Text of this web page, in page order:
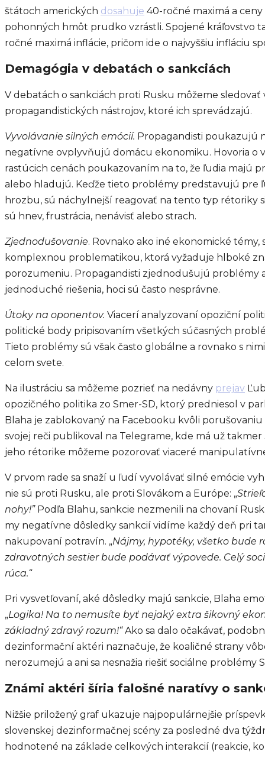
štátoch amerických dosahuje 40-ročné maximá a
pohonných hmôt prudko vzrástli. Spojené kráľovstvo
ročné maximá inflácie, pričom ide o najvyššiu infláciu
Demagógia v debatách o sankciách
V debatách o sankciách proti Rusku môžeme sledovať
propagandistických nástrojov, ktoré ich sprevádzajú.
Vyvolávanie silných emócií. Propagandisti poukazujú
negatívne ovplyvňujú domácu ekonomiku. Hovoria o
rastúcich cenách poukazovaním na to, že ľudia majú
alebo hladujú. Keďže tieto problémy predstavujú pre
hrozbu, sú náchylnejší reagovať na tento typ rétoriky
sú hnev, frustrácia, nenávisť alebo strach.
Zjednodušovanie. Rovnako ako iné ekonomické témy,
komplexnou problematikou, ktorá vyžaduje hlboké
porozumeniu. Propagandisti zjednodušujú problémy
jednoduché riešenia, hoci sú často nesprávne.
Útoky na oponentov. Viacerí analyzovaní opoziční
politické body pripisovaním všetkých súčasných
Tieto problémy sú však často globálne a rovnako s
celom svete.
Na ilustráciu sa môžeme pozrieť na nedávny prejav
opozičného politika zo Smer-SD, ktorý predniesol v
Blaha je zablokovaný na Facebooku kvôli porušovaniu
svojej reči publikoval na Telegrame, kde má už takmer
jeho rétorike môžeme pozorovať viaceré
V prvom rade sa snaží u ľudí vyvolávať silné emócie
nie sú proti Rusku, ale proti Slovákom a Európe: „
nohy!” Podľa Blahu, sankcie nezmenili na chovaní
my negatívne dôsledky sankcií vidíme každý deň pri
nakupovaní potravín. „Nájmy, hypotéky, všetko bude
zdravotných sestier bude podávať výpovede. Celý
rúca.“
Pri vysvetľovaní, aké dôsledky majú sankcie, Blaha
„Logika! Na to nemusíte byť nejaký extra šikovný
základný zdravý rozum!“Ako sa dalo očakávať,
dezinformační aktéri naznačuje, že koaličné strany
nerozumejú a ani sa nesnažia riešiť sociálne problémy
Známi aktéri šíria falošné naratívy o
Nižšie priložený graf ukazuje najpopulárnejšie
slovenskej dezinformačnej scény za posledné dva
hodnotené na základe celkových interakcií (reakcie,